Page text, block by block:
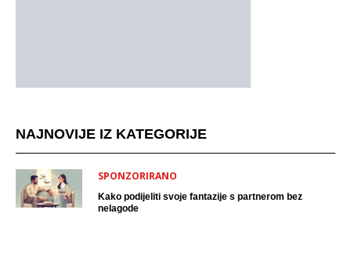
NAJNOVIJE IZ KATEGORIJE
SPONZORIRANO
Kako podijeliti svoje fantazije s partnerom bez
nelagode